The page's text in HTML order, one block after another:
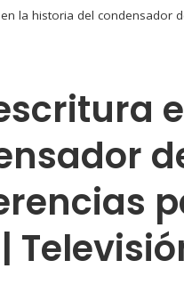
la historia del condensador